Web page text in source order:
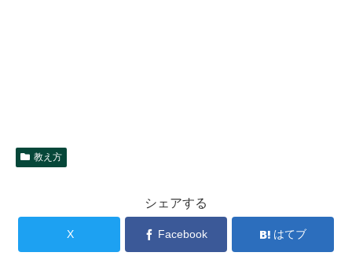
教え方
シェアする
X Facebook はてブ